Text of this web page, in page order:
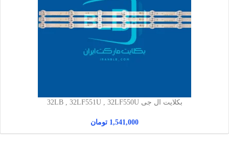
بکلایت ال جی 32LB , 32LF551U , 32LF550U
1,541,000 تومان